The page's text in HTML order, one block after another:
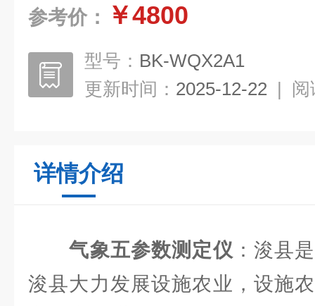
参考价： ￥4800
型号： BK-WQX2A1
更新时间： 2025-12-22 | 阅
详情介绍
气象五参数测定仪 ：浚县
浚县大力发展设施农业，设施